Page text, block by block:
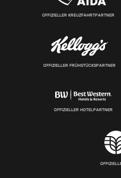
OFFIZIELLER KREUZFAHRTPARTNER
OFFIZIELLER FRÜHSTÜCKSPARTNER
OFFIZIELLER HOTELPARTNER